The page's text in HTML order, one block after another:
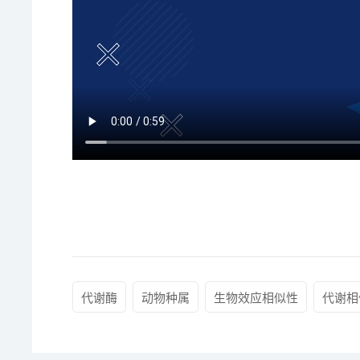
代谢酶 动物种属 生物效应相似性 代谢